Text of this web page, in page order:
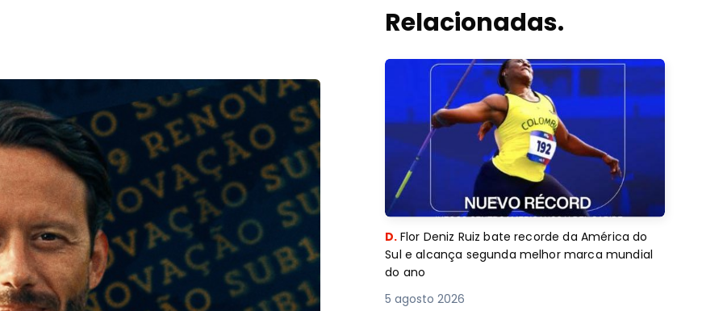
Relacionadas.
D. Flor Deniz Ruiz bate recorde da América do
Sul e alcança segunda melhor marca mundial
do ano
5 agosto 2026